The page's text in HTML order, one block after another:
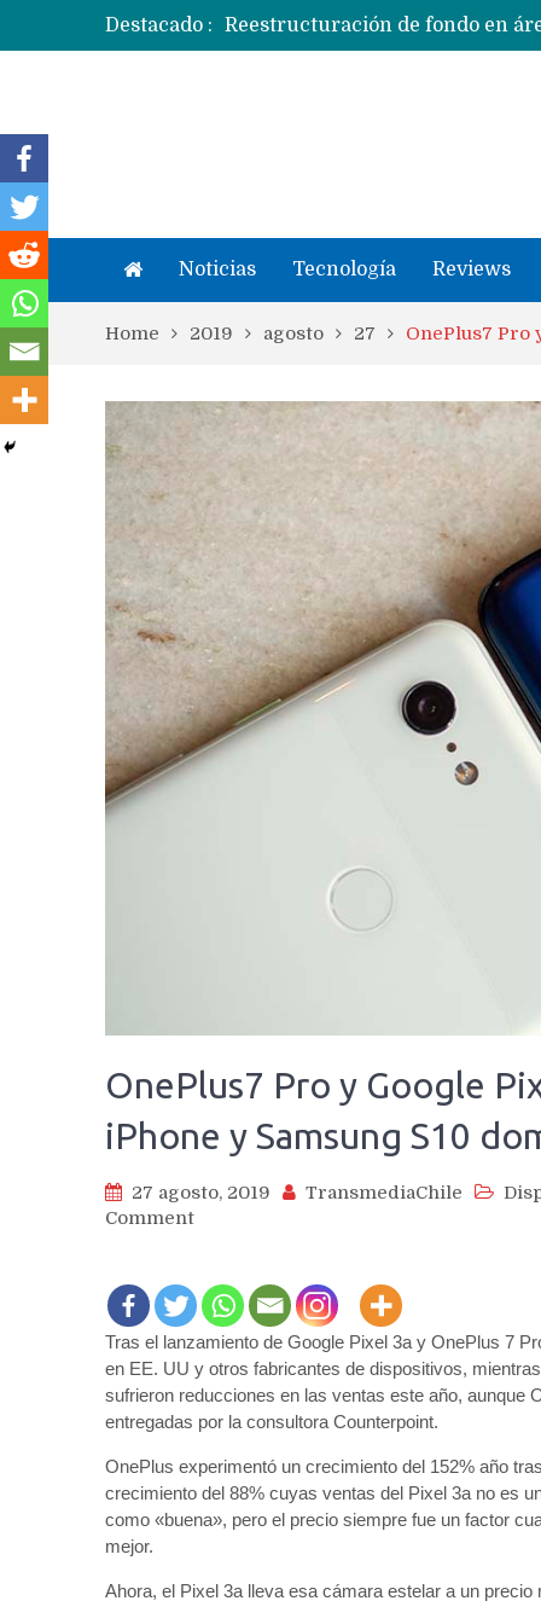
Destacado :
Noticias Tecnología Reviews
Home 2019 agosto 27 OnePlus7 Pro
OnePlus7 Pro y Google
iPhone y Samsung S10
27 agosto, 2019 TransmediaChile
Commenton
y
Google
Pixel
3a
crecen
fuerte
aún
iPhone
y
dominan
Tras el lanzamiento de Google Pixel 3a y OnePlus 7
en EE. UU y otros fabricantes de dispositivos,
sufrieron reducciones en las ventas este año, aunque
entregadas por la consultora Counterpoint.
OnePlus experimentó un crecimiento del 152% año
crecimiento del 88% cuyas ventas del Pixel 3a no es
como «buena», pero el precio siempre fue un factor
mejor.
Ahora, el Pixel 3a lleva esa cámara estelar a un